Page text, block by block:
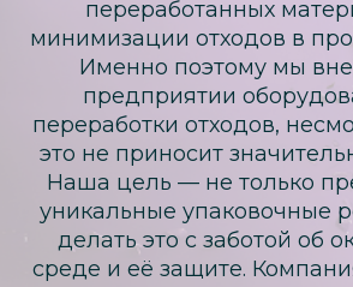
переработанных
минимизации отходов в
Именно поэтому мы
предприятии
переработки отходов,
это не приносит
Наша цель — не только
уникальные упаковочные
делать это с заботой об
среде и её защите.